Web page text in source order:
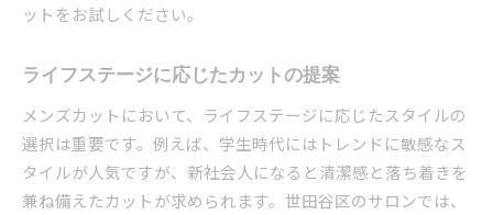
ットをお試しください。
ライフステージに応じたカットの提案
メンズカットにおいて、ライフステージに応じたスタイルの
選択は重要です。例えば、学生時代にはトレンドに敏感なス
タイルが人気ですが、新社会人になると清潔感と落ち着きを
兼ね備えたカットが求められます。世田谷区のサロンでは、